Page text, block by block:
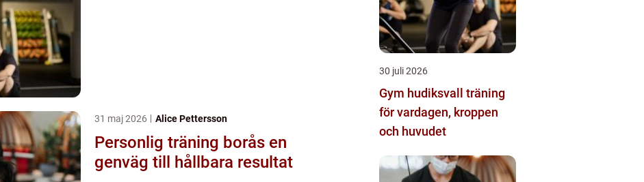
31 maj 2026 Alice Pettersson
Personlig träning borås en
genväg till hållbara resultat
30 juli 2026
Gym hudiksvall träning
för vardagen, kroppen
och huvudet